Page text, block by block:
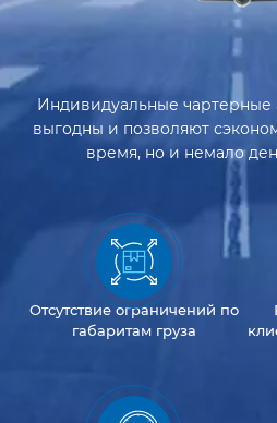
Индивидуальные чартерные
выгодны и позволяют
время, но и немало
Отсутствиеограничений по
габаритам груза